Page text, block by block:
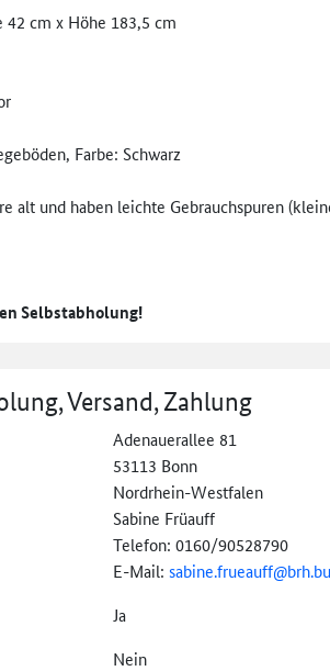
cm x Höhe 183,5 cm
Farbe: Schwarz
alt und haben leichte Gebrauchspuren
Selbstabholung!
Versand, Zahlung
Adenauerallee 81
53113 Bonn
Nordrhein-Westfalen
Sabine Früauff
Telefon: 0160/90528790
E-Mail: sabine.frueauff@
Ja
Nein